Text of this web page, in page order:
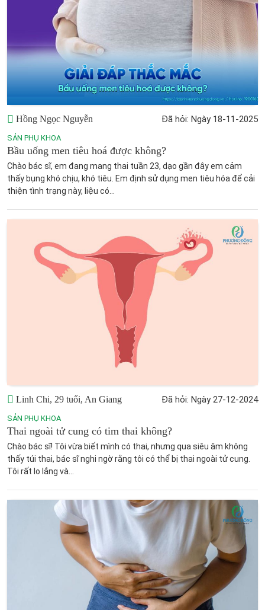
Hồng Ngọc Nguyễn Đã hỏi: Ngày 18-11-2025
SẢN PHỤ KHOA
Bầu uống men tiêu hoá được không?
Chào bác sĩ, em đang mang thai tuần 23, dạo gần đây em cảm
thấy bụng khó chịu, khó tiêu. Em định sử dụng men tiêu hóa để cải
thiện tình trạng này, liệu có...
Linh Chi, 29 tuổi, An Giang Đã hỏi: Ngày 27-12-2024
SẢN PHỤ KHOA
Thai ngoài tử cung có tim thai không?
Chào bác sĩ! Tôi vừa biết mình có thai, nhưng qua siêu âm không
thấy túi thai, bác sĩ nghi ngờ rằng tôi có thể bị thai ngoài tử cung.
Tôi rất lo lắng và...